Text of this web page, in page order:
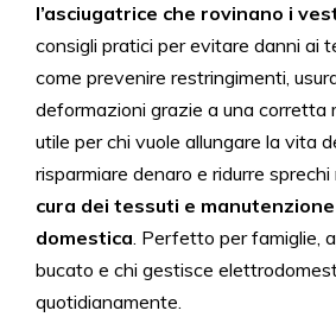
l’asciugatrice che rovinano i
consigli pratici per evitare danni ai
come prevenire restringimenti,
deformazioni grazie a una corretta
utile per chi vuole allungare la vita
risparmiare denaro e ridurre
cura dei tessuti e
domestica. Perfetto per famiglie,
bucato e chi gestisce
quotidianamente.